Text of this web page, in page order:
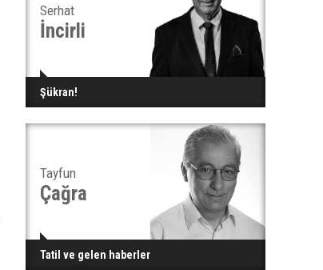
Serhat
İncirli
Şükran!
Tayfun
Çağra
Tatil ve gelen haberler